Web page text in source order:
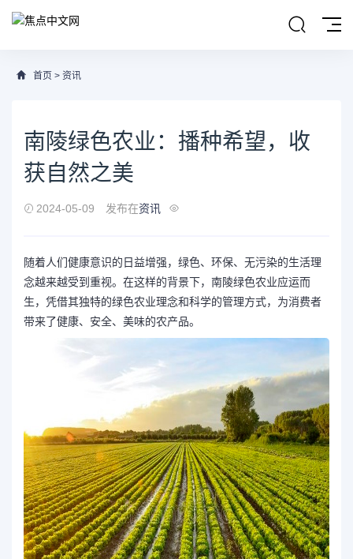
首页 > 资讯
南陵绿色农业：播种希望，收
获自然之美
2024-05-09 发布在资讯
随着人们健康意识的日益增强，绿色、环保、无污染的生活理
念越来越受到重视。在这样的背景下，南陵绿色农业应运而
生，凭借其独特的绿色农业理念和科学的管理方式，为消费者
带来了健康、安全、美味的农产品。